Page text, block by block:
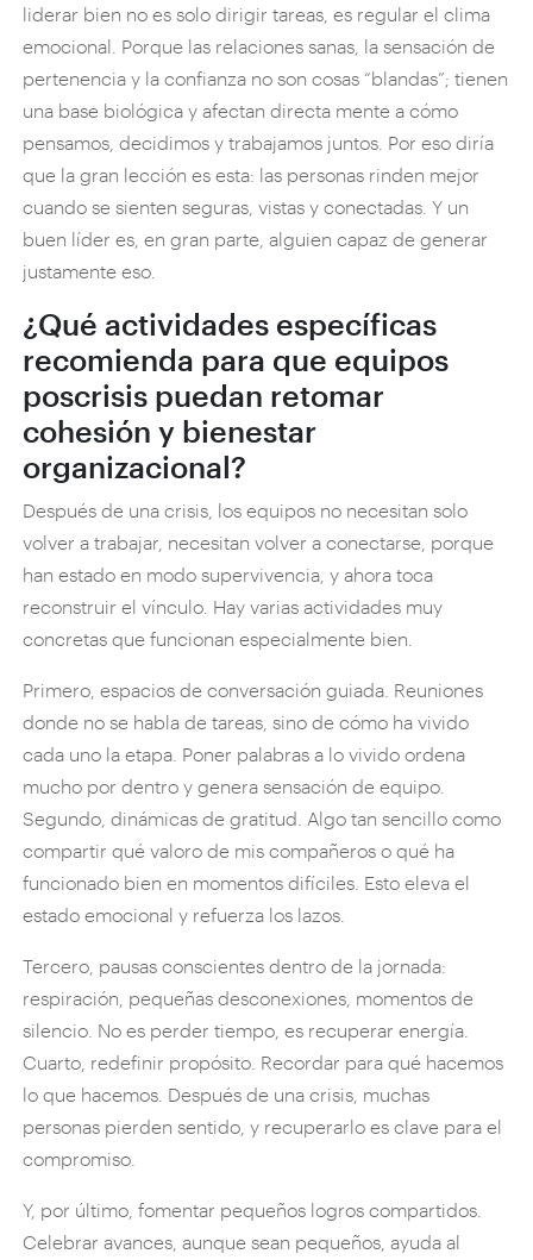
liderar bien no es solo dirigir tareas, es regular el clima
emocional. Porque las relaciones sanas, la sensación de
pertenencia y la confianza no son cosas “blandas”; tienen
una base biológica y afectan directa mente a cómo
pensamos, decidimos y trabajamos juntos. Por eso diría
que la gran lección es esta: las personas rinden mejor
cuando se sienten seguras, vistas y conectadas. Y un
buen líder es, en gran parte, alguien capaz de generar
justamente eso.
¿Qué actividades específicas
recomienda para que equipos
poscrisis puedan retomar
cohesión y bienestar
organizacional?
Después de una crisis, los equipos no necesitan solo
volver a trabajar, necesitan volver a conectarse, porque
han estado en modo supervivencia, y ahora toca
reconstruir el vínculo. Hay varias actividades muy
concretas que funcionan especialmente bien.
Primero, espacios de conversación guiada. Reuniones
donde no se habla de tareas, sino de cómo ha vivido
cada uno la etapa. Poner palabras a lo vivido ordena
mucho por dentro y genera sensación de equipo.
Segundo, dinámicas de gratitud. Algo tan sencillo como
compartir qué valoro de mis compañeros o qué ha
funcionado bien en momentos difíciles. Esto eleva el
estado emocional y refuerza los lazos.
Tercero, pausas conscientes dentro de la jornada:
respiración, pequeñas desconexiones, momentos de
silencio. No es perder tiempo, es recuperar energía.
Cuarto, redefinir propósito. Recordar para qué hacemos
lo que hacemos. Después de una crisis, muchas
personas pierden sentido, y recuperarlo es clave para el
compromiso.
Y, por último, fomentar pequeños logros compartidos.
Celebrar avances, aunque sean pequeños, ayuda al